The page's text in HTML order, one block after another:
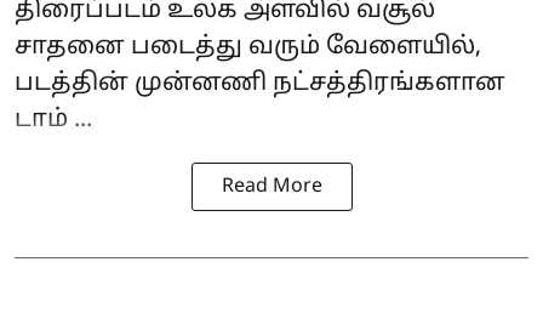
திரைப்படம் உலக அளவில் வசூல்
சாதனை படைத்து வரும் வேளையில்,
படத்தின் முன்னணி நட்சத்திரங்களான
டாம் ...
Read More